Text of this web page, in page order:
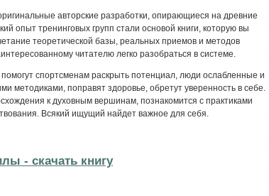
авторские разработки, опирающиеся на древние
опыт тренинговых групп стали основой книги, которую вы
теоретической базы, реальных приемов и методов
читателю легко разобраться в системе.
спортсменам раскрыть потенциал, люди ослабленные и
методиками, поправят здоровье, обретут уверенность в себе.
к духовным вершинам, познакомится с практиками
Всякий ищущий найдет важное для себя.
- cкачать книгу